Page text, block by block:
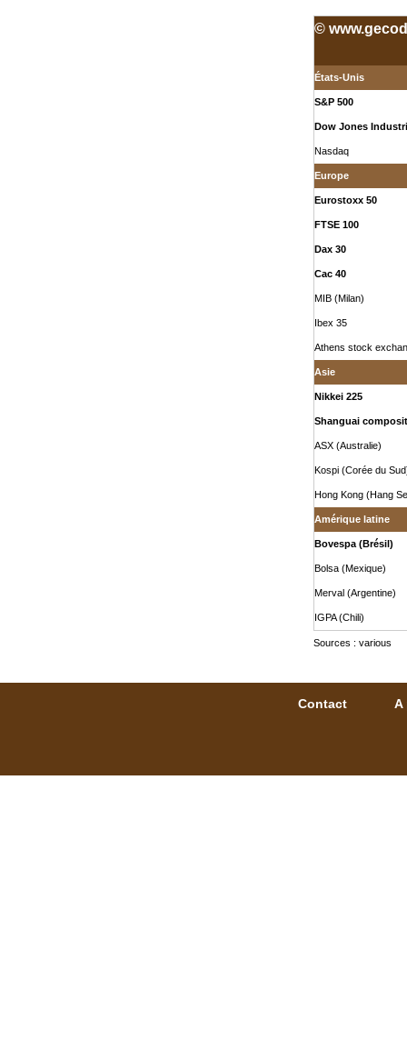
©
États-Unis
S&P 500
Dow Jones
Nasdaq
Europe
Eurostoxx 50
FTSE 100
Dax 30
Cac 40
MIB (Milan)
Ibex 35
Athens stock
Asie
Nikkei 225
Shanguai
ASX (Australie)
Kospi (Corée du
Hong Kong (Hang
Amérique latine
Bovespa (Brésil)
Bolsa (Mexique)
Merval (Argentine)
IGPA (Chili)
Sources : various
Contact A